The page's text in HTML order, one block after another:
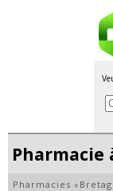
Pharmacie
Pharmacies »